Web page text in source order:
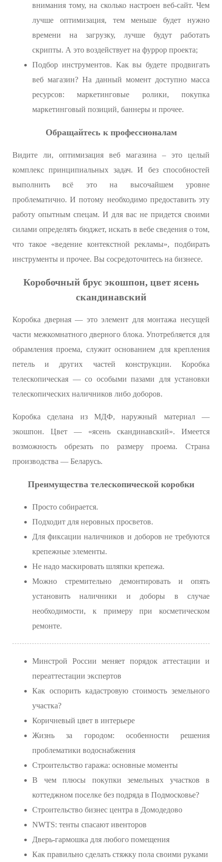
внимания тому, на сколько настроен веб-сайт. Чем
лучше оптимизация, тем меньше будет нужно
времени на загрузку, лучше будут работать
скрипты. А это воздействует на фуррор проекта;
Подбор инструментов. Как вы будете продвигать
веб магазин? На данный момент доступно масса
ресурсов: маркетинговые ролики, покупка
маркетинговый позиций, баннеры и прочее.
Обращайтесь к профессионалам
Видите ли, оптимизация веб магазина – это целый
комплекс принципиальных задач. И без способностей
выполнить всё это на высочайшем уровне
проблематично. И потому необходимо предоставить эту
работу опытным спецам. И для вас не придется своими
силами определять бюджет, искать в вебе сведения о том,
что такое «ведение контекстной рекламы», подбирать
инструменты и прочее. Вы сосредоточитесь на бизнесе.
Коробочный брус экошпон, цвет ясень
скандинавский
Коробка дверная — это элемент для монтажа несущей
части межкомнатного дверного блока. Употребляется для
обрамления проема, служит основанием для крепления
петель и других частей конструкции. Коробка
телескопическая — со особыми пазами для установки
телескопических наличников либо доборов.
Коробка сделана из МДФ, наружный материал —
экошпон. Цвет — «ясень скандинавский». Имеется
возможность обрезать по размеру проема. Страна
производства — Беларусь.
Преимущества телескопической коробки
Просто собирается.
Подходит для неровных просветов.
Для фиксации наличников и доборов не требуются
крепежные элементы.
Не надо маскировать шляпки крепежа.
Можно стремительно демонтировать и опять
установить наличники и доборы в случае
необходимости, к примеру при косметическом
ремонте.
Минстрой России меняет порядок аттестации и
переаттестации экспертов
Как оспорить кадастровую стоимость земельного
участка?
Коричневый цвет в интерьере
Жизнь за городом: особенности решения
проблематики водоснабжения
Строительство гаража: основные моменты
В чем плюсы покупки земельных участков в
коттеджном поселке без подряда в Подмосковье?
Строительство бизнес центра в Домодедово
NWTS: тенты спасают ивенторов
Дверь-гармошка для любого помещения
Как правильно сделать стяжку пола своими руками